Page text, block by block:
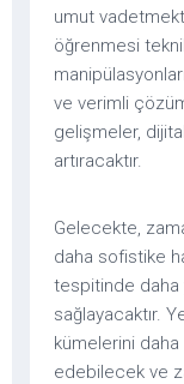
umut
öğrenmesi
ve verimli
gelişmeler,
artıracaktır.
Gelecekte,
daha sofistike
tespitinde daha
sağlayacaktır.
kümelerini daha
edebilecek ve